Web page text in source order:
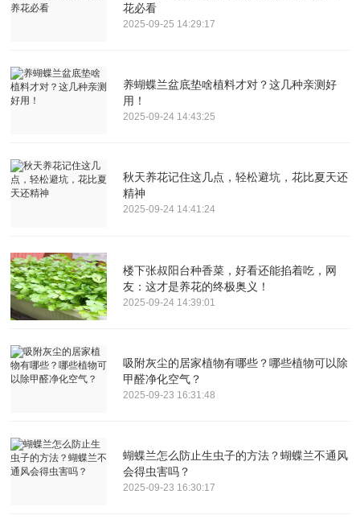
花必看
2025-09-25 14:29:17
养蝴蝶兰盆底垫啥植料才对？这几种亲测好
用！
2025-09-24 14:43:25
秋天养花记住这几点，轻松避坑，花比夏天还
精神
2025-09-24 14:41:24
楼下张叔阳台种香菜，好看还能掐着吃，网
友：这才是养花的终极奥义！
2025-09-24 14:39:01
吸附灰尘的居家植物有哪些？哪些植物可以除
甲醛净化空气？
2025-09-23 16:31:48
蝴蝶兰怎么防止生虫子的方法？蝴蝶兰不通风
会得虫害吗？
2025-09-23 16:30:17